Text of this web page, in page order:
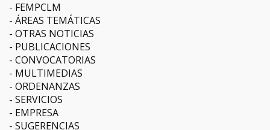
FEMPCLM
ÁREAS TEMÁTICAS
OTRAS NOTICIAS
PUBLICACIONES
CONVOCATORIAS
MULTIMEDIAS
ORDENANZAS
SERVICIOS
EMPRESA
SUGERENCIAS